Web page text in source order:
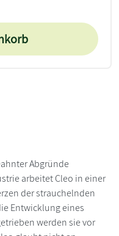
Abgründe
arbeitet Cleo in einer
der strauchelnden
Entwicklung eines
werden sie vor